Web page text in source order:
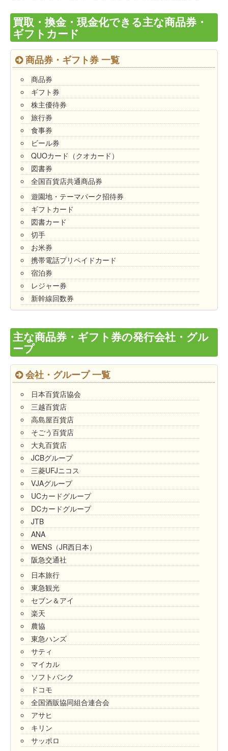
買取・換金・現金化できる主な商品券・
ギフトカード
商品券・ギフト券 一覧
商品券
ギフト券
株主優待券
旅行券
食事券
ビール券
QUOカード（クオカード）
図書券
全国百貨店共通商品券
遊園地・テーマパーク招待券
ギフトカード
図書カード
切手
お米券
携帯電話プリペイドカード
宿泊券
レジャー券
新幹線回数券
主な商品券・ギフト券の発行会社・グル
ープ
会社・グループ 一覧
日本百貨店協会
三越百貨店
高島屋百貨店
そごう百貨店
大丸百貨店
JCBグループ
三菱UFJニコス
VJAグループ
UCカードグループ
DCカードグループ
JTB
ANA
WENS（JR西日本）
阪急交通社
日本旅行
東急観光
セブン＆アイ
楽天
農協
東急ハンズ
サティ
マイカル
ソフトバンク
ドコモ
全国酒販協同組合連合会
アサヒ
キリン
サッポロ